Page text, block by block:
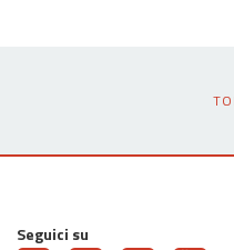
Seguici su